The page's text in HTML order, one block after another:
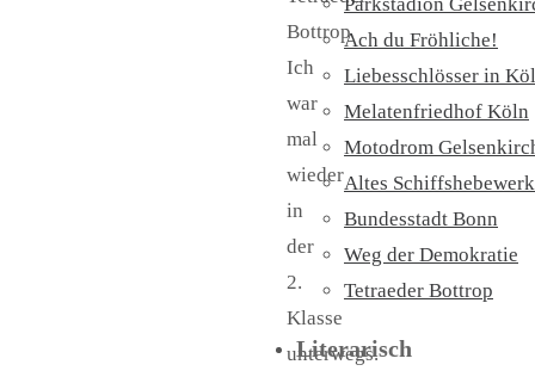
Bottrop
Ich
war
mal
wieder
in
der
2.
Klasse
unterwegs.
Ach du Fröhliche!
Liebesschlösser in
Melatenfriedhof Köln
Motodrom
Altes Schiffshebewerk
Bundesstadt Bonn
Weg der Demokratie
Tetraeder Bottrop
Literarisch